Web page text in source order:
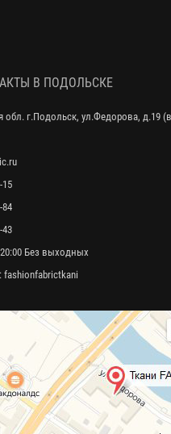
В ПОДОЛЬСКЕ
обл. г.Подольск, ул.Федорова, д.19
15
84
43
Без выходных
fashionfabrictkani